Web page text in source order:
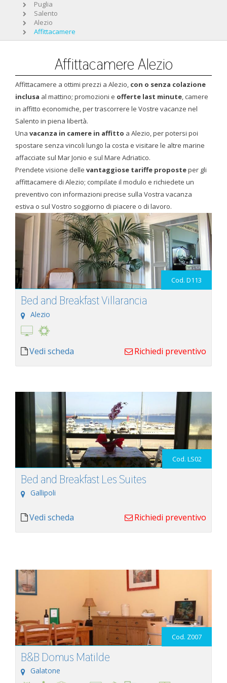
Puglia
Salento
Alezio
Affittacamere
Affittacamere Alezio
Affittacamere a ottimi prezzi a Alezio, con o senza colazione
inclusa al mattino; promozioni e offerte last minute, camere
in affitto economiche, per trascorrere le Vostre vacanze nel
Salento in piena libertà.
Una vacanza in camere in affitto a Alezio, per potersi poi
spostare senza vincoli lungo la costa e visitare le altre marine
affacciate sul Mar Jonio e sul Mare Adriatico.
Prendete visione delle vantaggiose tariffe proposteper gli
affittacamere di Alezio; compilate il modulo e richiedete un
preventivo con informazioni precise sulla Vostra vacanza
estiva o sul Vostro soggiorno di piacere o di lavoro.
Cod. D113
Bed and Breakfast Villarancia
Alezio
Vedi scheda Richiedi preventivo
Cod. LS02
Bed and Breakfast Les Suites
Gallipoli
Vedi scheda Richiedi preventivo
Cod. Z007
B&B Domus Matilde
Galatone